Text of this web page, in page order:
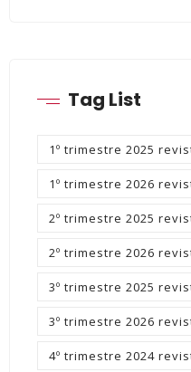
Tag List
1º trimestre 2025
1º trimestre 2026
2º trimestre 2025
2º trimestre 2026
3º trimestre 2025
3º trimestre 2026
4º trimestre 2024